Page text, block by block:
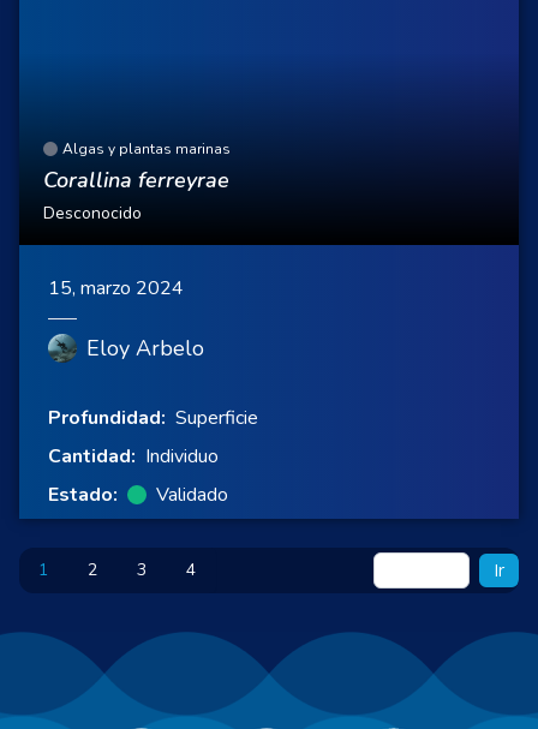
Algas y plantas marinas
Corallina ferreyrae
Desconocido
15, marzo 2024
Eloy Arbelo
Profundidad: Superficie
Cantidad: Individuo
Estado:
Validado
1 2 3 4 Ir